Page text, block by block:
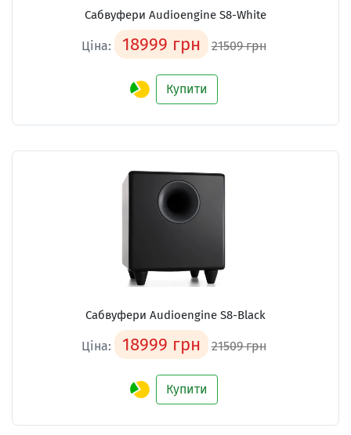
Сабвуфери Audioengine S8-White
Ціна: 18999 грн 21509 грн
Купити
Сабвуфери Audioengine S8-Black
Ціна: 18999 грн 21509 грн
Купити